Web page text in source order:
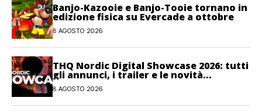
Banjo-Kazooie e Banjo-Tooie tornano in
edizione fisica su Evercade a ottobre
8 AGOSTO 2026
THQ Nordic Digital Showcase 2026: tutti
gli annunci, i trailer e le novità
dell’evento
8 AGOSTO 2026